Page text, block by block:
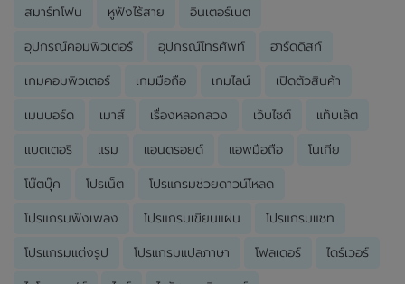
สมาร์ทโฟน หูฟังไร้สาย อินเตอร์เนต
อุปกรณ์คอมพิวเตอร์ อุปกรณ์โทรศัพท์ ฮาร์ดดิสก์
เกมคอมพิวเตอร์ เกมมือถือ เกมไลน์ เปิดตัวสินค้า
เมนบอร์ด เมาส์ เรื่องหลอกลวง เว็บไซต์ แท็บเล็ต
แบตเตอรี่ แรม แอนดรอยด์ แอพมือถือ โนเกีย
โน๊ตบุ๊ค โปรเน็ต โปรแกรมช่วยดาวน์โหลด
โปรแกรมฟังเพลง โปรแกรมเขียนแผ่น โปรแกรมแชท
โปรแกรมแต่งรูป โปรแกรมแปลภาษา โฟลเดอร์ ไดร์เวอร์